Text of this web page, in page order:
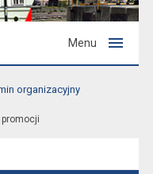
Menu
organizacyjny